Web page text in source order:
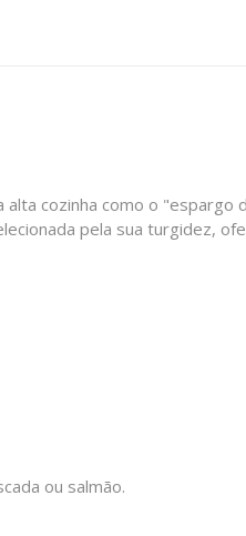
cozinha como o "espargo
pela sua turgidez,
ou salmão.